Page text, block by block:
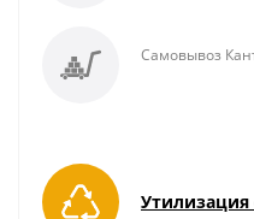
Самовывоз
Утилизация